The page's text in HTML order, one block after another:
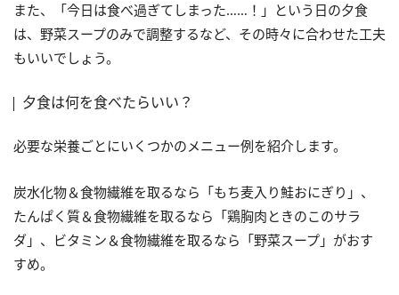
また、「今日は食べ過ぎてしまった……！」という日の夕食
は、野菜スープのみで調整するなど、その時々に合わせた工夫
もいいでしょう。
夕食は何を食べたらいい？
必要な栄養ごとにいくつかのメニュー例を紹介します。
炭水化物＆食物繊維を取るなら「もち麦入り鮭おにぎり」、
たんぱく質＆食物繊維を取るなら「鶏胸肉ときのこのサラ
ダ」、ビタミン＆食物繊維を取るなら「野菜スープ」がおす
すめ。